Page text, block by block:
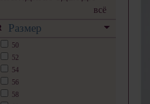
всё
Размер
50
52
54
56
58